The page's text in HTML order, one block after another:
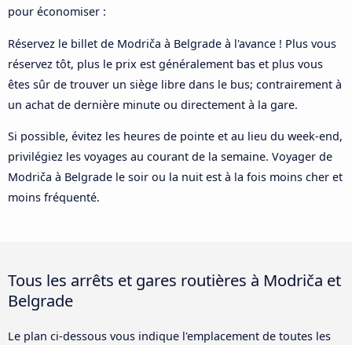
pour économiser :
Réservez le billet de Modriča à Belgrade à l'avance ! Plus vous
réservez tôt, plus le prix est généralement bas et plus vous
êtes sûr de trouver un siège libre dans le bus; contrairement à
un achat de dernière minute ou directement à la gare.
Si possible, évitez les heures de pointe et au lieu du week-end,
privilégiez les voyages au courant de la semaine. Voyager de
Modriča à Belgrade le soir ou la nuit est à la fois moins cher et
moins fréquenté.
Tous les arrêts et gares routières à Modriča et
Belgrade
Le plan ci-dessous vous indique l'emplacement de toutes les